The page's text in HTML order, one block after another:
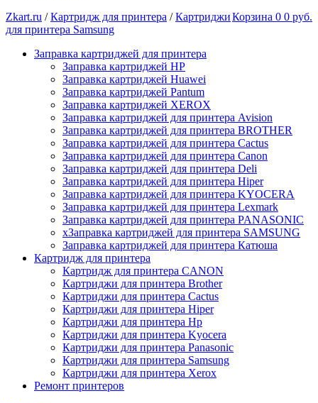
Корзина 0 0 руб.
Zkart.ru /Картридж для принтера /Картриджи
для принтера Samsung
Заправка картриджей для принтера
Заправка картриджей HP
Заправка картриджей Huawei
Заправка картриджей Pantum
Заправка картриджей XEROX
Заправка картриджей для принтера Avision
Заправка картриджей для принтера BROTHER
Заправка картриджей для принтера Cactus
Заправка картриджей для принтера Canon
Заправка картриджей для принтера Deli
Заправка картриджей для принтера Hiper
Заправка картриджей для принтера KYOCERA
Заправка картриджей для принтера Lexmark
Заправка картриджей для принтера PANASONIC
xЗаправка картриджей для принтера SAMSUNG
Заправка картриджей для принтера Катюша
Картридж для принтера
Картридж для принтера CANON
Картриджи для принтера Brother
Картриджи для принтера Cactus
Картриджи для принтера Hiper
Картриджи для принтера Hp
Картриджи для принтера Kyocera
Картриджи для принтера Panasonic
Картриджи для принтера Samsung
Картриджи для принтера Xerox
Ремонт принтеров